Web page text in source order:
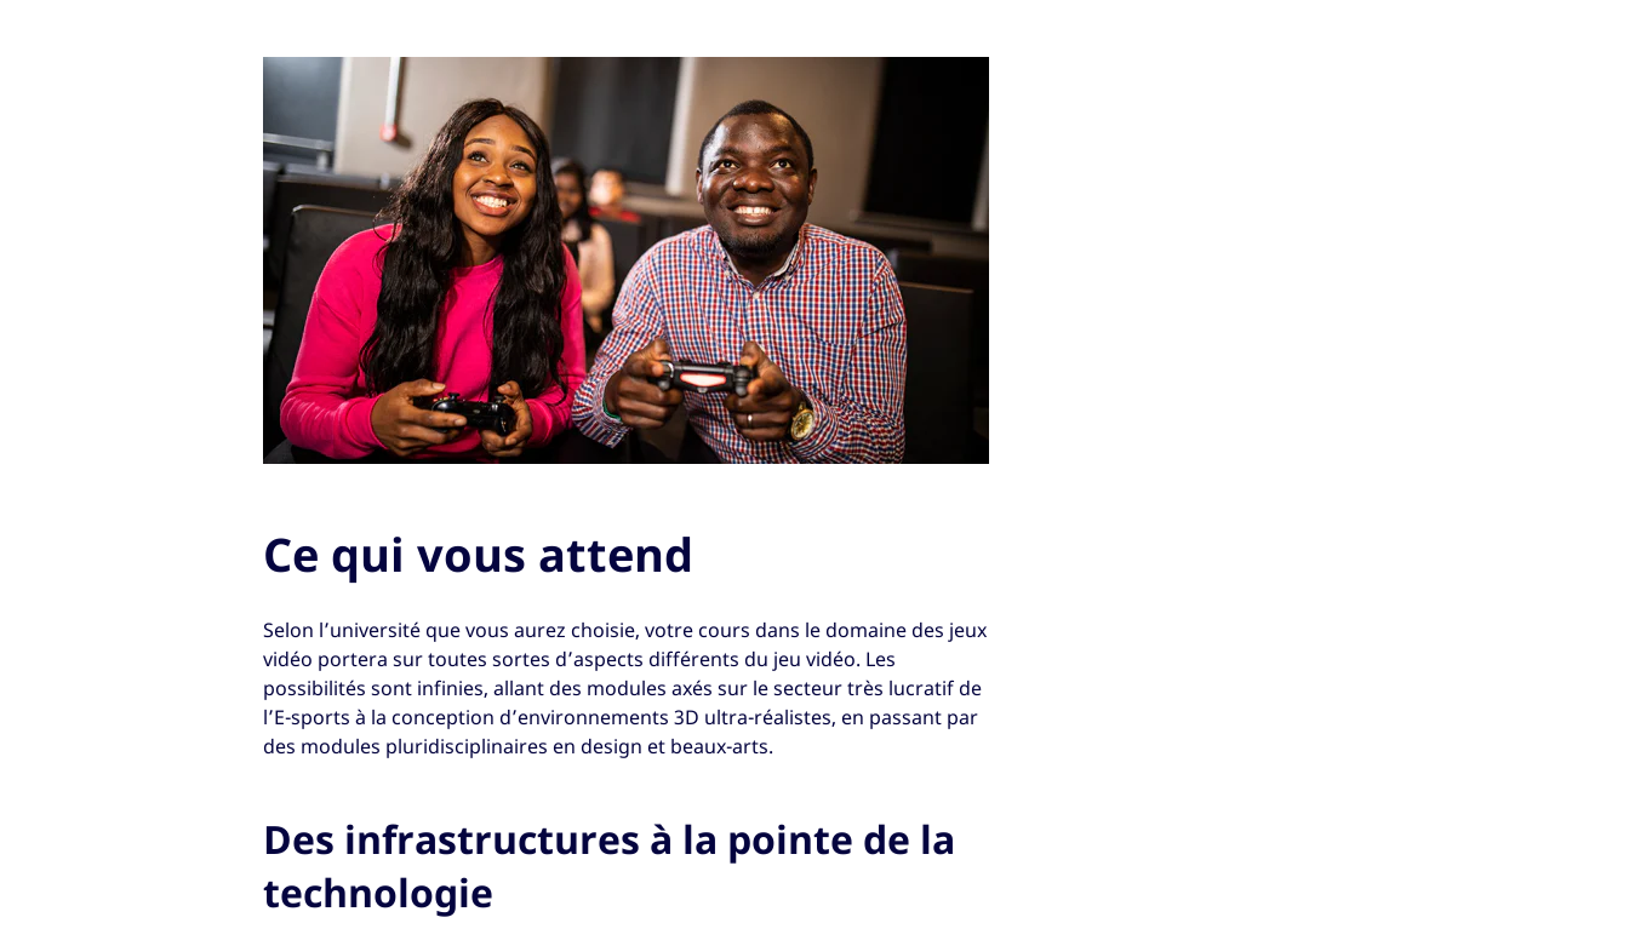
Ce qui vous attend
Selon l’université que vous aurez choisie, votre cours dans le domaine des jeux
vidéo portera sur toutes sortes d’aspects différents du jeu vidéo. Les
possibilités sont infinies, allant des modules axés sur le secteur très lucratif de
l’E-sports à la conception d’environnements 3D ultra-réalistes, en passant par
des modules pluridisciplinaires en design et beaux-arts.
Des infrastructures à la pointe de la
technologie